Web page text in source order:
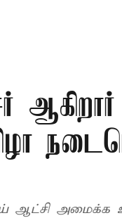
ஆட்சி அமைக்க